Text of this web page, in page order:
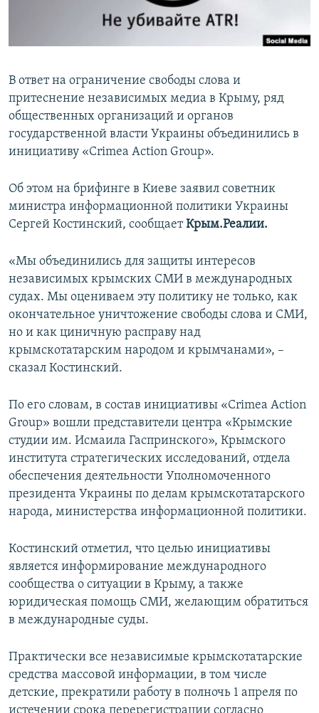
ПОБЕДИТЕЛЕЙ НЕ СУДЯТ?
УКРАИНСКАЯ ПРОБЛЕМА КРЫМА
В ответ на ограничение свободы слова и
притеснение независимых медиа в Крыму, ряд
общественных организаций и органов
государственной власти Украины объединились в
инициативу «Crimea Action Group».
Об этом на брифинге в Киеве заявил советник
министра информационной политики Украины
Сергей Костинский, сообщаетКрым.Реалии.
«Мы объединились для защиты интересов
независимых крымских СМИ в международных
судах. Мы оцениваем эту политику не только, как
окончательное уничтожение свободы слова и СМИ,
но и как циничную расправу над
крымскотатарским народом и крымчанами», –
сказал Костинский.
По его словам, в состав инициативы «Crimea Action
Group» вошли представители центра «Крымские
студии им. Исмаила Гаспринского», Крымского
института стратегических исследований, отдела
обеспечения деятельности Уполномоченного
президента Украины по делам крымскотатарского
народа, министерства информационной политики.
Костинский отметил, что целью инициативы
является информирование международного
сообщества о ситуации в Крыму, а также
юридическая помощь СМИ, желающим обратиться
в международные суды.
Практически все независимые крымскотатарские
средства массовой информации, в том числе
детские, прекратили работу в полночь 1 апреля по